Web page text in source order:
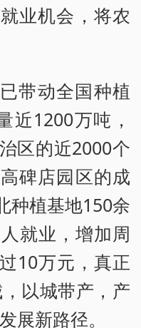
业机会，将农
带动全国种植
近1200万吨，
区的近2000个
碑店园区的成
种植基地150余
就业，增加周
10万元，真正
以城带产，产
展新路径。